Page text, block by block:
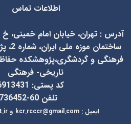
اطلاعات تماس
آدرس : تهران، خیابان امام خمینی، خ
ساختمان
فرهنگی و گردشگری،پژوهشکده
تاریخی- فرهنگی
کد پستی: 1136913431
تلفن 60-66736452
ایمیل:
kcr@richt.ir و kcr.rcccr@gmail.com